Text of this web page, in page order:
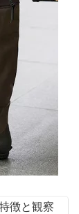
徴と観察